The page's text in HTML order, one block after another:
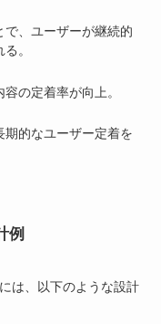
で、ユーザーが継続的
。
の定着率が向上。
的なユーザー定着を
例
は、以下のような設計